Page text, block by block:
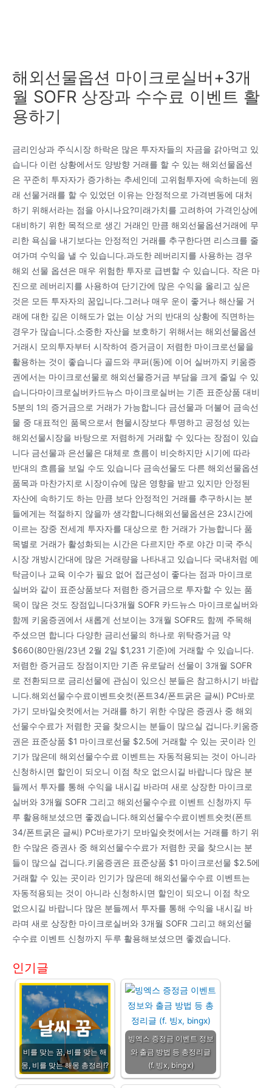
해외선물옵션 마이크로실버+3개
월 SOFR 상장과 수수료 이벤트 활
용하기
금리인상과 주식시장 하락은 많은 투자자들의 자금을 갉아먹고 있
습니다 이런 상황에서도 양방향 거래를 할 수 있는 해외선물옵션
은 꾸준히 투자자가 증가하는 추세인데 고위험투자에 속하는데 원
래 선물거래를 할 수 있었던 이유는 안정적으로 가격변동에 대처
하기 위해서라는 점을 아시나요?미래가치를 고려하여 가격인상에
대비하기 위한 목적으로 생긴 거래인 만큼 해외선물옵션거래에 무
리한 욕심을 내기보다는 안정적인 거래를 추구한다면 리스크를 줄
여가며 수익을 낼 수 있습니다.과도한 레버리지를 사용하는 경우
해외 선물 옵션은 매우 위험한 투자로 급변할 수 있습니다. 작은 마
진으로 레버리지를 사용하여 단기간에 많은 수익을 올리고 싶은
것은 모든 투자자의 꿈입니다.그러나 매우 운이 좋거나 해산물 거
래에 대한 깊은 이해도가 없는 이상 거의 반대의 상황에 직면하는
경우가 많습니다.소중한 자산을 보호하기 위해서는 해외선물옵션
거래시 모의투자부터 시작하여 증거금이 저렴한 마이크로선물을
활용하는 것이 좋습니다 골드와 쿠퍼(동)에 이어 실버까지 키움증
권에서는 마이크로선물로 해외선물증거금 부담을 크게 줄일 수 있
습니다마이크로실버카드뉴스 마이크로실버는 기존 표준상품 대비
5분의 1의 증거금으로 거래가 가능합니다 금선물과 더불어 금속선
물 중 대표적인 품목으로서 현물시장보다 투명하고 공정성 있는
해외선물시장을 바탕으로 저렴하게 거래할 수 있다는 장점이 있습
니다 금선물과 은선물은 대체로 흐름이 비슷하지만 시기에 따라
반대의 흐름을 보일 수도 있습니다 금속선물도 다른 해외선물옵션
품목과 마찬가지로 시장이슈에 많은 영향을 받고 있지만 안정된
자산에 속하기도 하는 만큼 보다 안정적인 거래를 추구하시는 분
들에게는 적절하지 않을까 생각합니다해외선물옵션은 23시간에
이르는 장중 전세계 투자자를 대상으로 한 거래가 가능합니다 품
목별로 거래가 활성화되는 시간은 다르지만 주로 야간 미국 주식
시장 개방시간대에 많은 거래량을 나타내고 있습니다 국내처럼 예
탁금이나 교육 이수가 필요 없어 접근성이 좋다는 점과 마이크로
실버와 같이 표준상품보다 저렴한 증거금으로 투자할 수 있는 품
목이 많은 것도 장점입니다3개월 SOFR 카드뉴스 마이크로실버와
함께 키움증권에서 새롭게 선보이는 3개월 SOFR도 함께 주목해
주셨으면 합니다 다양한 금리선물의 하나로 위탁증거금 약
$660(80만원/23년 2월 2일 $1,231 기준)에 거래할 수 있습니다.
저렴한 증거금도 장점이지만 기존 유로달러 선물이 3개월 SOFR
로 전환되므로 금리선물에 관심이 있으신 분들은 참고하시기 바랍
니다.해외선물수수료이벤트숏컷(폰트34/폰트굵은 글씨) PC바로
가기 모바일숏컷에서는 거래를 하기 위한 수많은 증권사 중 해외
선물수수료가 저렴한 곳을 찾으시는 분들이 많으실 겁니다.키움증
권은 표준상품 $1 마이크로선물 $2.5에 거래할 수 있는 곳이라 인
기가 많은데 해외선물수수료 이벤트는 자동적용되는 것이 아니라
신청하시면 할인이 되오니 이점 착오 없으시길 바랍니다 많은 분
들께서 투자를 통해 수익을 내시길 바라며 새로 상장한 마이크로
실버와 3개월 SOFR 그리고 해외선물수수료 이벤트 신청까지 두
루 활용해보셨으면 좋겠습니다.해외선물수수료이벤트숏컷(폰트
34/폰트굵은 글씨) PC바로가기 모바일숏컷에서는 거래를 하기 위
한 수많은 증권사 중 해외선물수수료가 저렴한 곳을 찾으시는 분
들이 많으실 겁니다.키움증권은 표준상품 $1 마이크로선물 $2.5에
거래할 수 있는 곳이라 인기가 많은데 해외선물수수료 이벤트는
자동적용되는 것이 아니라 신청하시면 할인이 되오니 이점 착오
없으시길 바랍니다 많은 분들께서 투자를 통해 수익을 내시길 바
라며 새로 상장한 마이크로실버와 3개월 SOFR 그리고 해외선물
수수료 이벤트 신청까지 두루 활용해보셨으면 좋겠습니다.
인기글
비를 맞는 꿈, 비를 맞는 해
몽, 비를 맞는 해몽 총정리!?
빙엑스 증정금 이벤트 정보
와 출금 방법 등 총정리글
(f. 빙x, bingx)